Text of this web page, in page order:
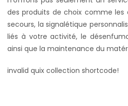
des produits de choix comme les
secours, la signalétique
liés à votre activité, le
ainsi que la maintenance du
invalid quix collection shortcode!